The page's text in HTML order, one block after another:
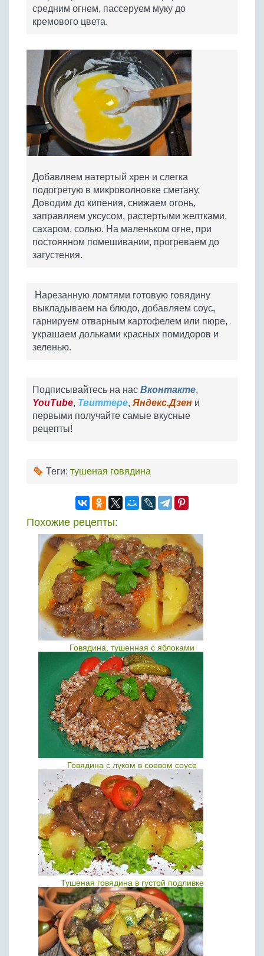
средним огнем, пассеруем муку до
кремового цвета.
Добавляем натертый хрен и слегка
подогретую в микроволновке сметану.
Доводим до кипения, снижаем огонь,
заправляем уксусом, растертыми желтками,
сахаром, солью. На маленьком огне, при
постоянном помешивании, прогреваем до
загустения.
Нарезанную ломтями готовую говядину
выкладываем на блюдо, добавляем соус,
гарнируем отварным картофелем или пюре,
украшаем дольками красных помидоров и
зеленью.
Подписывайтесь на нас Вконтакте,
YouTube, Твиттере, Яндекс.Дзен и
первыми получайте самые вкусные
рецепты!
Теги: тушеная говядина
Похожие рецепты:
Говядина, тушенная с яблоками
Говядина с луком в соевом соусе
Тушеная говядина в густой подливке